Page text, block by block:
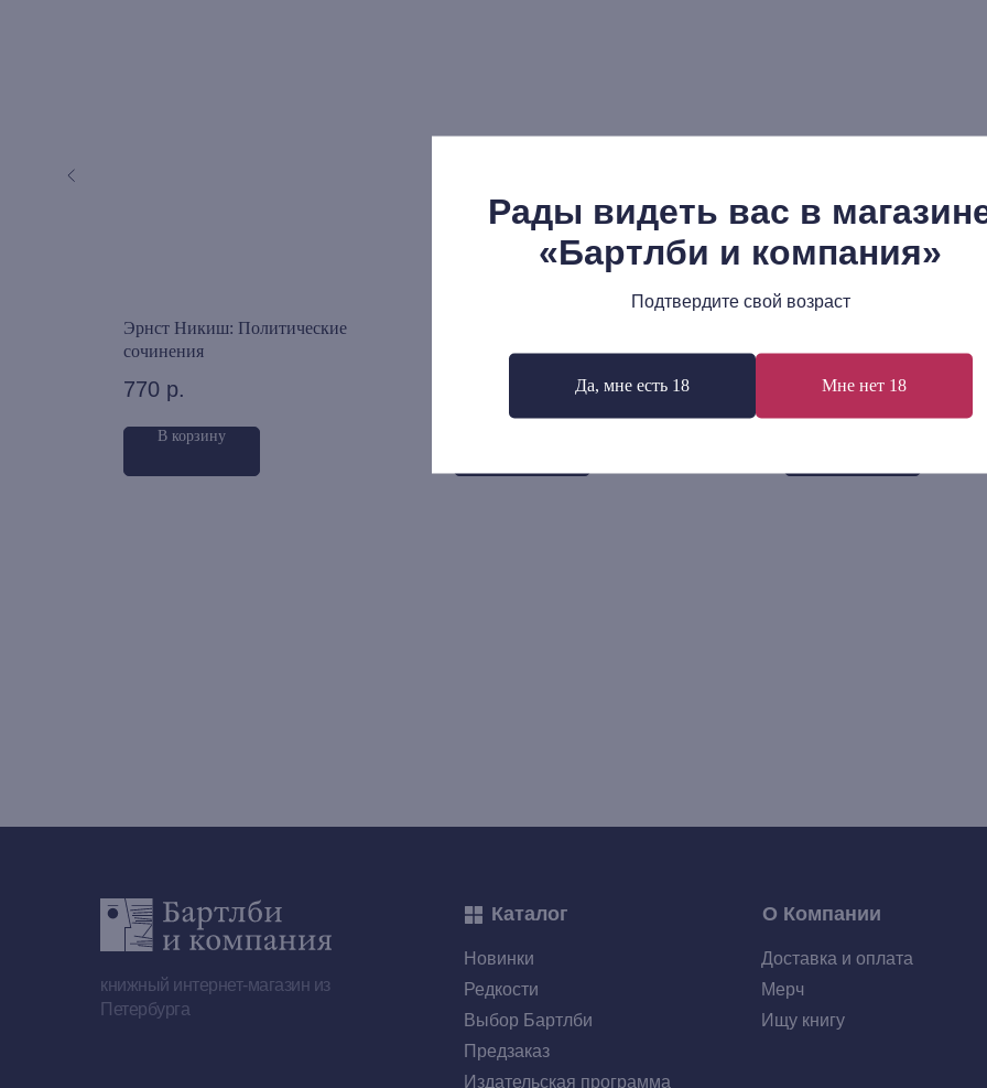
Рады видеть вас в
«Бартлби и компания»
Подтвердите свой возраст
Да, мне есть 18 Мне нет 18
Эрнст Никиш: Политические
сочинения
770 р.
В корзину
Направленности слова
р.
книжный интернет-магазин из
Петербурга
О Компании
Каталог
Ищу книгу
Мерч
Доставка и оплата
Предзаказ
Выбор Бартлби
Редкости
Новинки
Издательская программа